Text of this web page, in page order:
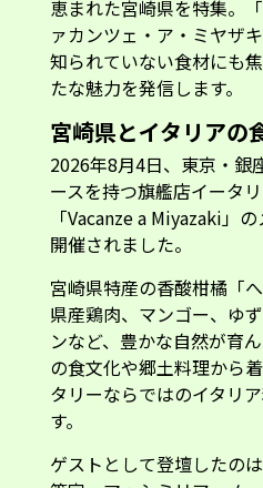
知られていない食材にも
たな魅力を発信します。
宮崎県とイタリアの
2026年8月4日、東京・銀
ースを持つ旗艦店イータ
「Vacanze a Miyazaki」
開催されました。
宮崎県特産の香酸柑橘「
ンなど、豊かな自然が育
の食文化や郷土料理から
タリーならではのイタリ
す。
ゲストとして登壇したの
州出身のインフルエンサ